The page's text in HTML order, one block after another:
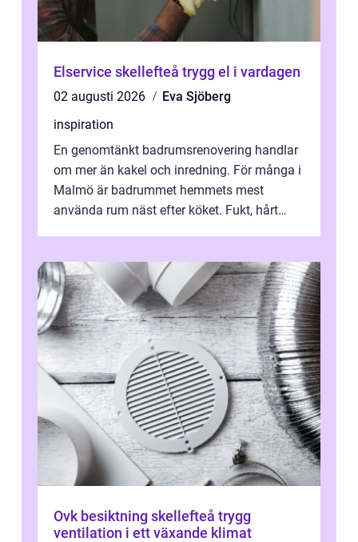
Elservice skellefteå trygg el i vardagen
02 augusti 2026
Eva Sjöberg
inspiration
En genomtänkt badrumsrenovering handlar
om mer än kakel och inredning. För många i
Malmö är badrummet hemmets mest
använda rum näst efter köket. Fukt, hårt
Ovk besiktning skellefteå trygg
ventilation i ett växande klimat